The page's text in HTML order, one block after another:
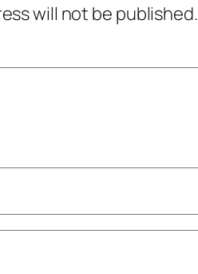
will not be published.